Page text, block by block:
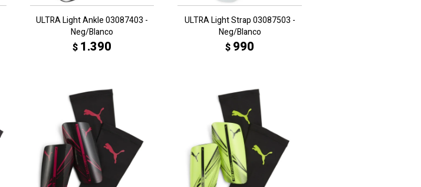
ULTRA Light Ankle 03087403 -
Neg/Blanco
$ 1.390
ULTRA Light Strap 03087503 -
Neg/Blanco
$ 990